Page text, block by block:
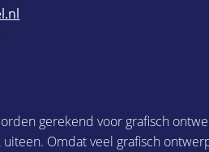
gerekend voor grafisch
Omdat veel grafisch